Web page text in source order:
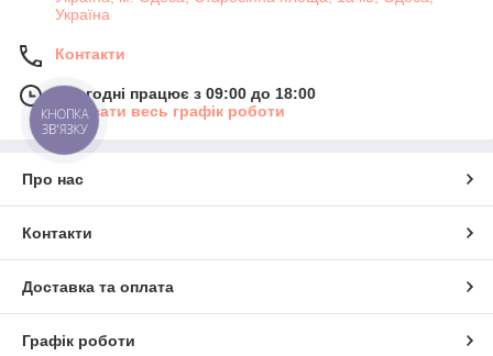
Україна
Контакти
Сьогодні працює з 09:00 до 18:00
Показати весь графік роботи
Про нас
Контакти
Доставка та оплата
Графік роботи
КНОПКА
ЗВ'ЯЗКУ